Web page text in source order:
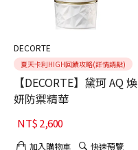
DECORTE
夏天卡利HIGH回饋攻略(詳情請點)
【DECORTE】黛珂 AQ 煥
妍防禦精華
NT$2,600
加入購物車 快速預覽